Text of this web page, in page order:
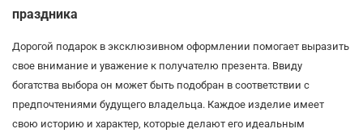
праздника
Дорогой подарок в эксклюзивном оформлении помогает выразить
свое внимание и уважение к получателю презента. Ввиду
богатства выбора он может быть подобран в соответствии с
предпочтениями будущего владельца. Каждое изделие имеет
свою историю и характер, которые делают его идеальным